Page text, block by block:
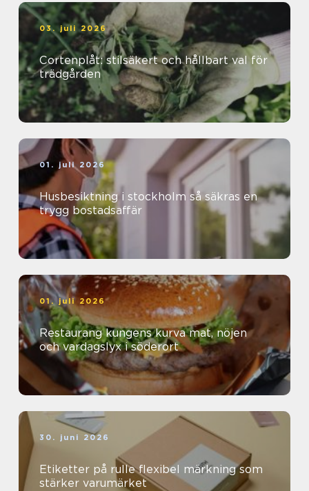
03. juli 2026
Cortenplåt: stilsäkert och hållbart val för
trädgården
01. juli 2026
Husbesiktning i stockholm så säkras en
trygg bostadsaffär
01. juli 2026
Restaurang kungens kurva mat, nöjen
och vardagslyx i söderort
30. juni 2026
Etiketter på rulle flexibel märkning som
stärker varumärket